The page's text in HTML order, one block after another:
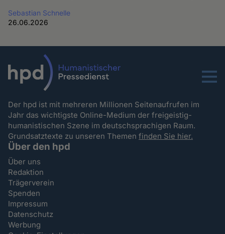
Sebastian Schnelle
26.06.2026
Menu
Der hpd ist mit mehreren Millionen Seitenaufrufen im
Jahr das wichtigste Online-Medium der freigeistig-
humanistischen Szene im deutschsprachigen Raum.
Grundsatztexte zu unseren Themenfinden Sie hier.
Über den hpd
Über uns
Redaktion
Trägerverein
Spenden
Impressum
Datenschutz
Werbung